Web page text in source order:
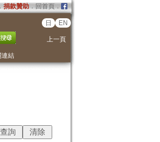
捐款贊助．回首頁．
日 EN
上一頁
連結